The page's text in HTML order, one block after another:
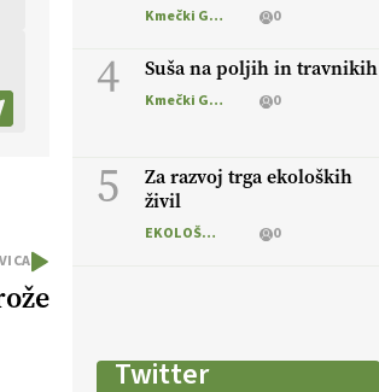
Kmečki Glas 0
4 Suša na poljih in travnikih
Kmečki Glas 0
5
Za razvoj trga ekoloških
živil
EKOLOŠKO LOGIČNO 0
Twitter